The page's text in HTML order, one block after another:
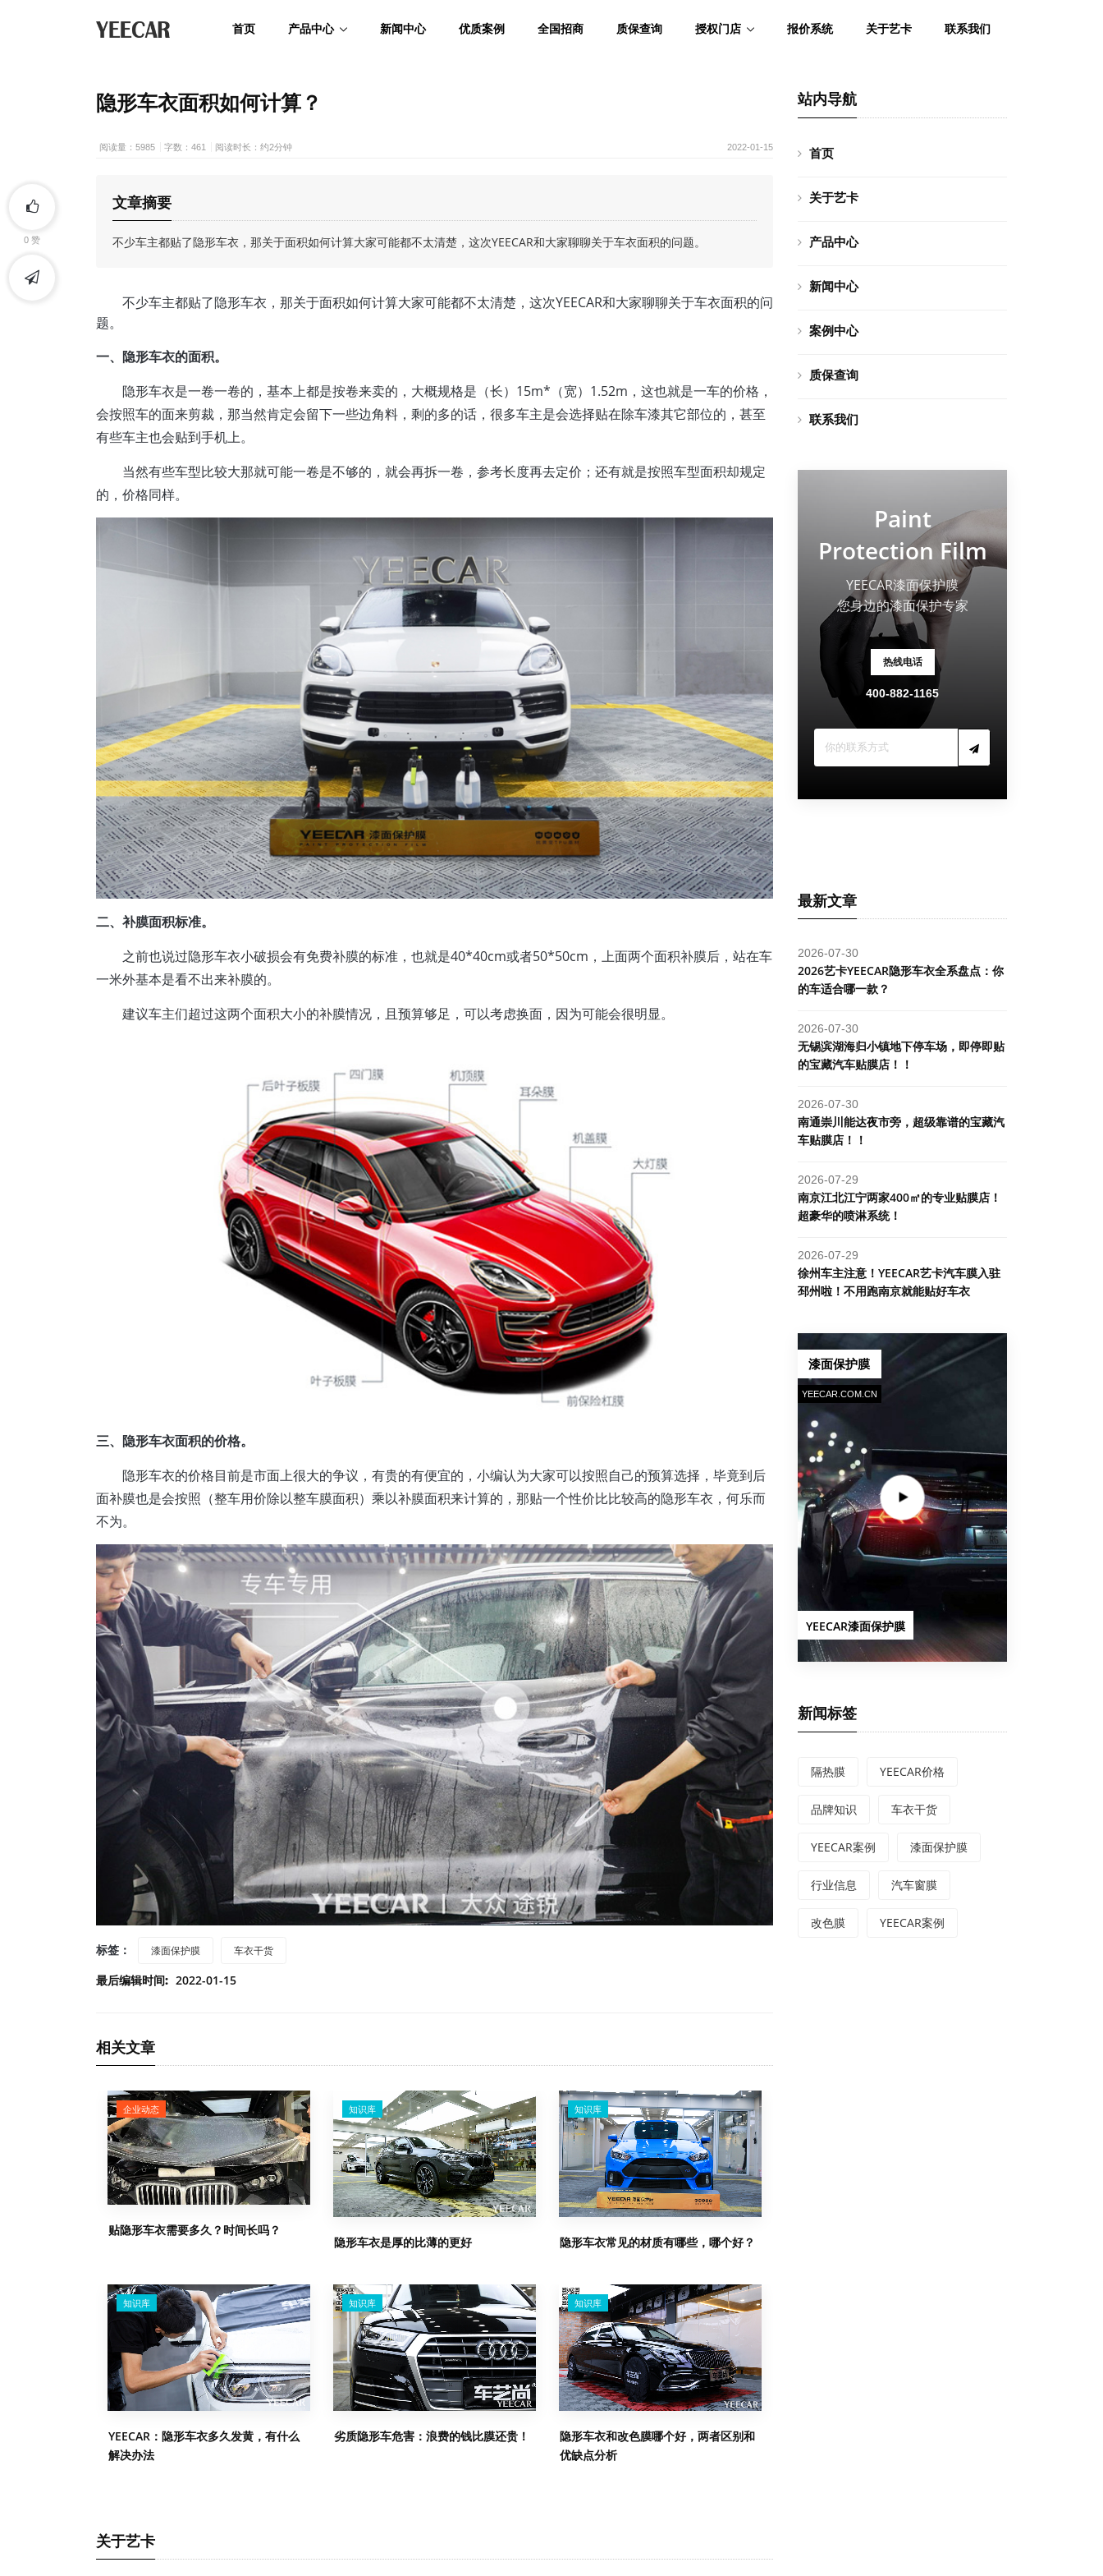
首页 产品中心 新闻中心 优质案例 全国招商 质保查询 授权门店 报价系统 关于艺卡 联系我们
隐形车衣面积如何计算？
阅读量：5985 字数：461 阅读时长：约2分钟 2022-01-15
文章摘要
不少车主都贴了隐形车衣，那关于面积如何计算大家可能都不太清楚，这次YEECAR和大家聊聊关于车衣面积的问题。
不少车主都贴了隐形车衣，那关于面积如何计算大家可能都不太清楚，这次YEECAR和大家聊聊关于车衣面积的问
题。
一、隐形车衣的面积。
隐形车衣是一卷一卷的，基本上都是按卷来卖的，大概规格是（长）15m*（宽）1.52m，这也就是一车的价格，
会按照车的面来剪裁，那当然肯定会留下一些边角料，剩的多的话，很多车主是会选择贴在除车漆其它部位的，甚至
有些车主也会贴到手机上。
当然有些车型比较大那就可能一卷是不够的，就会再拆一卷，参考长度再去定价；还有就是按照车型面积却规定
的，价格同样。
二、补膜面积标准。
之前也说过隐形车衣小破损会有免费补膜的标准，也就是40*40cm或者50*50cm，上面两个面积补膜后，站在车
一米外基本是看不出来补膜的。
建议车主们超过这两个面积大小的补膜情况，且预算够足，可以考虑换面，因为可能会很明显。
三、隐形车衣面积的价格。
隐形车衣的价格目前是市面上很大的争议，有贵的有便宜的，小编认为大家可以按照自己的预算选择，毕竟到后
面补膜也是会按照（整车用价除以整车膜面积）乘以补膜面积来计算的，那贴一个性价比比较高的隐形车衣，何乐而
不为。
标签： 漆面保护膜 车衣干货
最后编辑时间: 2022-01-15
相关文章
企业动态
贴隐形车衣需要多久？时间长吗？
知识库
隐形车衣是厚的比薄的更好
知识库
隐形车衣常见的材质有哪些，哪个好？
知识库
YEECAR：隐形车衣多久发黄，有什么
解决办法
知识库
劣质隐形车危害：浪费的钱比膜还贵！
知识库
隐形车衣和改色膜哪个好，两者区别和
优缺点分析
关于艺卡
站内导航
首页
关于艺卡
产品中心
新闻中心
案例中心
质保查询
联系我们
Paint
Protection Film
YEECAR漆面保护膜
您身边的漆面保护专家
热线电话
400-882-1165
最新文章
2026-07-30
2026艺卡YEECAR隐形车衣全系盘点：你
的车适合哪一款？
2026-07-30
​无锡滨湖海归小镇地下停车场，即停即贴
的宝藏汽车贴膜店！！
2026-07-30
南通崇川能达夜市旁，超级靠谱的宝藏汽
车贴膜店！！
2026-07-29
南京江北江宁两家400㎡的专业贴膜店！
超豪华的喷淋系统！
2026-07-29
​徐州车主注意！YEECAR艺卡汽车膜入驻
邳州啦！不用跑南京就能贴好车衣
漆面保护膜
YEECAR.COM.CN
YEECAR漆面保护膜
新闻标签
隔热膜 YEECAR价格
品牌知识 车衣干货
YEECAR案例 漆面保护膜
行业信息 汽车窗膜
改色膜 YEECAR案例
0 赞
获取YEECAR官方旗舰店优惠报价